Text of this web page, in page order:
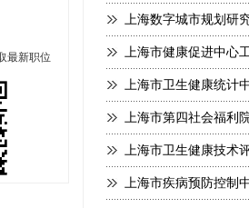
最新职位
上海数字城市规划研
上海市健康促进中心
上海市卫生健康统计
上海市第四社会福利
上海市卫生健康技术
上海市疾病预防控制